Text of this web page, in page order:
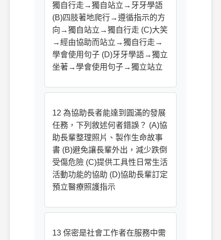
獨自行走→獨自站立→牙牙學語
(B)四肢著地爬行→遵循指示的方
向→獨自站立→獨自行走 (C)大笑
→經由協助而站立→獨自行走→
學會使用句子 (D)牙牙學語→獨立
坐著→學會使用句子→獨立站立
12 為協助長者能達到圓滿的發展
任務，下列敘述何者錯誤？ (A)協
助長輩整理照片、製作生命故事
書 (B)避免讓長輩外出，減少跌倒
受傷危險 (C)提供工具性日常生活
活動功能的協助 (D)協助長輩訂定
預立醫療照護指示
13 保密是社會工作者在服務中需